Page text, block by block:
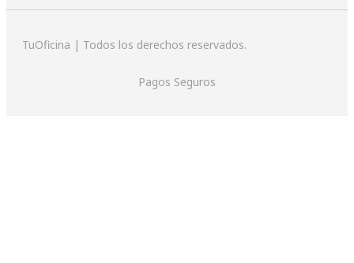
TuOficina | Todos los derechos reservados.
Pagos Seguros